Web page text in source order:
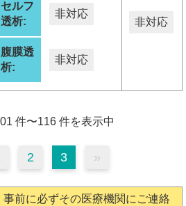
セルフ
透析:
非対応
腹膜透
析:
非対応
非対応
件〜116 件を表示中
2 3 »
前に必ずその医療機関にご連絡